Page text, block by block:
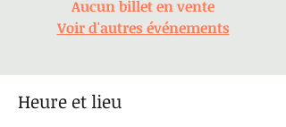
Aucun billet en vente
Voir d'autres événements
Heure et lieu